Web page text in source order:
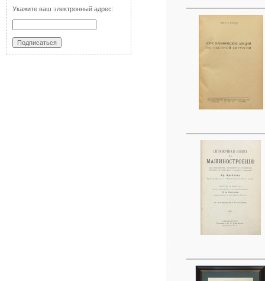
Укажите ваш электронный адрес: